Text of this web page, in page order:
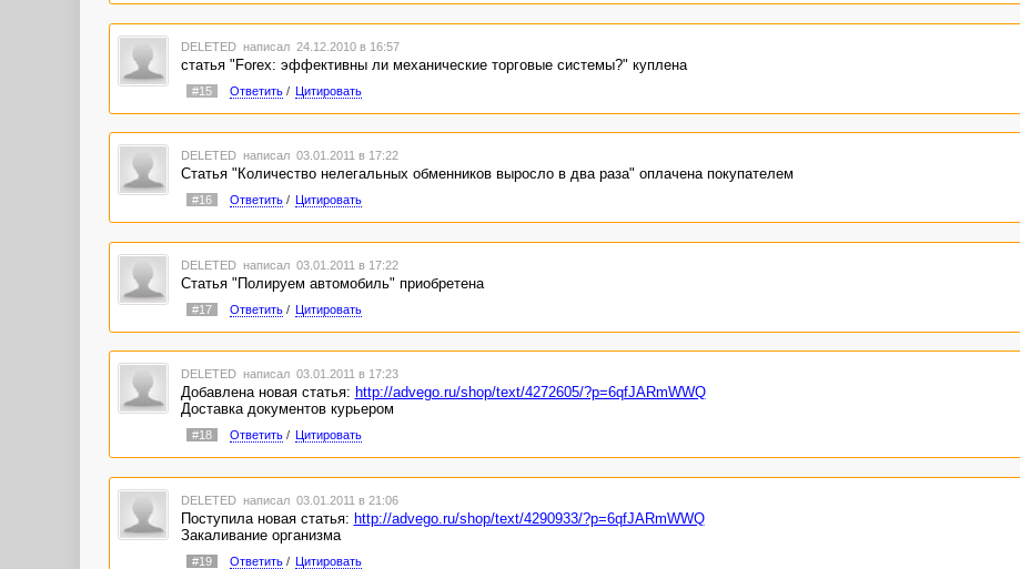
DELETED написал 24.12.2010 в 16:57
статья "Forex: эффективны ли механические торговые системы?" куплена
#15 Ответить/ Цитировать
DELETED написал 03.01.2011 в 17:22
Статья "Количество нелегальных обменников выросло в два раза" оплачена покупателем
#16 Ответить/ Цитировать
DELETED написал 03.01.2011 в 17:22
Статья "Полируем автомобиль" приобретена
#17 Ответить/ Цитировать
DELETED написал 03.01.2011 в 17:23
Добавлена новая статья: http://advego.ru/shop/text/4272605/?p=6qfJARmWWQ
Доставка документов курьером
#18 Ответить/ Цитировать
DELETED написал 03.01.2011 в 21:06
Поступила новая статья: http://advego.ru/shop/text/4290933/?p=6qfJARmWWQ
Закаливание организма
#19 Ответить/ Цитировать